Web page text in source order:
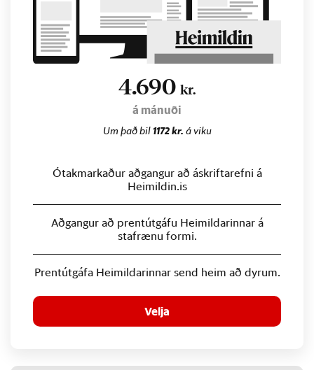
4.690 kr.
á mánuði
Um það bil1172 kr. á viku
Ótakmarkaður aðgangur að áskriftarefni á
Heimildin.is
Aðgangur að prentútgáfu Heimildarinnar á
stafrænu formi.
Prentútgáfa Heimildarinnar send heim að dyrum.
Velja